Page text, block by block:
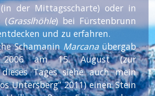
(in der Mittagsscharte) oder in
(Grasslhöhle) bei Fürstenbrunn
und zu erfahren.
Schamanin Marcanaübergab
am 15. August (zur
Tages siehe auch mein
Untersberg” 2011) einen Stein